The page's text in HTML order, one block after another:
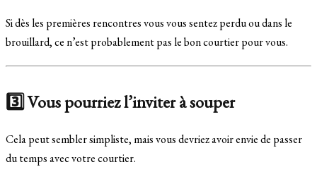
Si dès les premières rencontres vous vous sentez perdu ou dans le
brouillard, ce n’est probablement pas le bon courtier pour vous.
3️⃣ Vous pourriez l’inviter à souper
Cela peut sembler simpliste, mais vous devriez avoir envie de passer
du temps avec votre courtier.